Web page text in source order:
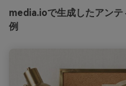
media.ioで生成したアン
例